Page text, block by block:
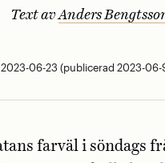
Text avAnders
06-23 (publicerad 2023-06-
farväl i söndags